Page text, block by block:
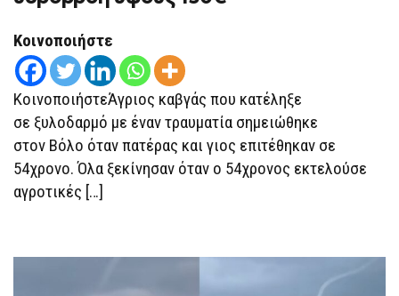
ΥΔΡΟΡΡΟΉ
ΎΨΟΥΣ
Κοινοποιήστε
ΚοινοποιήστεΆγριος καβγάς που κατέληξε
σε ξυλοδαρμό με έναν τραυματία σημειώθηκε
στον Βόλο όταν πατέρας και γιος επιτέθηκαν σε
54χρονο. Όλα ξεκίνησαν όταν ο 54χρονος εκτελούσε
αγροτικές […]